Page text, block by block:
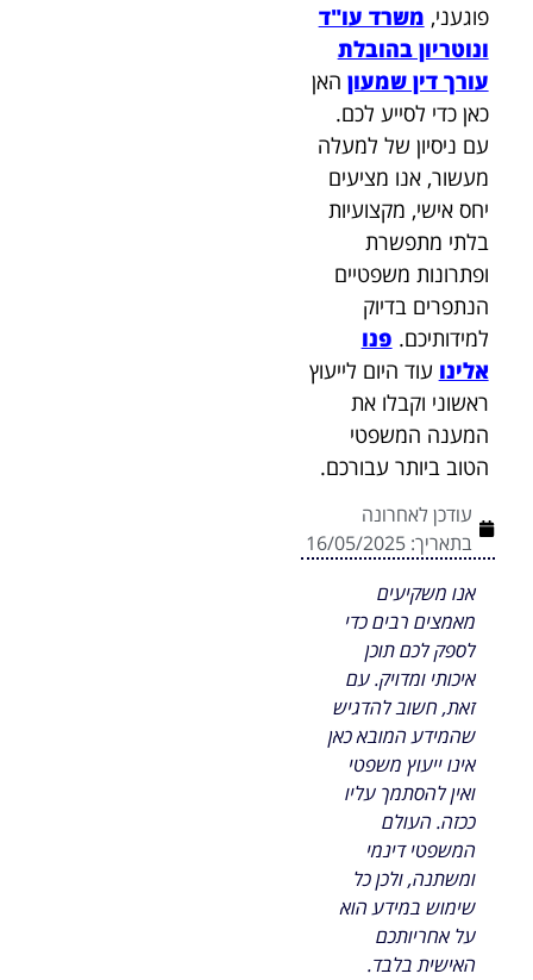
פוגעני, משרד עו"ד
ונוטריון בהובלת
עורך דין שמעון האן
כאן כדי לסייע לכם.
עם ניסיון של למעלה
מעשור, אנו מציעים
יחס אישי, מקצועיות
בלתי מתפשרת
ופתרונות משפטיים
הנתפרים בדיוק
למידותיכם. פנו
אלינו עוד היום לייעוץ
ראשוני וקבלו את
המענה המשפטי
הטוב ביותר עבורכם.
עודכן לאחרונה
בתאריך: 16/05/2025
אנו משקיעים
מאמצים רבים כדי
לספק לכם תוכן
איכותי ומדויק. עם
זאת, חשוב להדגיש
שהמידע המובא כאן
אינו ייעוץ משפטי
ואין להסתמך עליו
ככזה. העולם
המשפטי דינמי
ומשתנה, ולכן כל
שימוש במידע הוא
על אחריותכם
האישית בלבד.